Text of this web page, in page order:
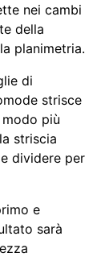
nei cambi
della
planimetria.
di
strisce
più
striscia
dividere per
e
sarà